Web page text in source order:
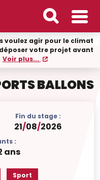
voulez agir pour le climat
déposer votre projet avant
Voir plus...
BALLONS
Fin du stage :
21/08/2026
:
ans
Sport